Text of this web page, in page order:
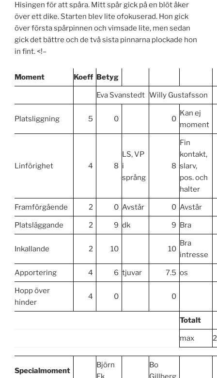
Hisingen för att spåra. Mitt spår gick på en blöt åker
över ett dike. Starten blev lite ofokuserad. Hon gick
över första spårpinnen och vimsade lite, men sedan
gick det bättre och de två sista pinnarna plockade hon
in fint. <!–
Moment Koeff Betyg
Eva Svanstedt Willy Gustafsson
Platsliggning 5 0 0
Kan ej
moment
Linförighet 4 8
LS, VP
i
språng
8
Fin
kontakt,
slarv,
pos. och
halter
Framförgående 2 0 Avstår 0 Avstår
Platsläggande 2 9 dk 9 Bra
Inkallande 2 10 10
Bra
intresse
Apportering 4 6 tjuvar 7.5 os
Hopp över
hinder
4 0 0
Totalt
max
Specialmoment
Björn
Bo